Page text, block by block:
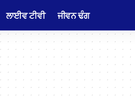
ਲਾਈਵ ਟੀਵੀ ਜੀਵਨ ਢੰਗ